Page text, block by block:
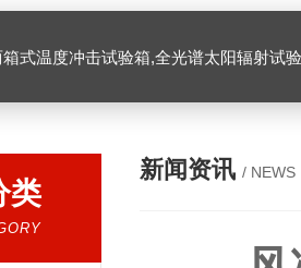
箱式温度冲击试验箱,全光谱太阳辐射试
类
新闻资讯 / NEWS